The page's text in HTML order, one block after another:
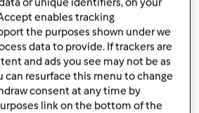
published: 05.07.2019
alterado: 27.07.2019
às minhas coleções
Partilhar receita
Criar uma variante
enables tracking
the purposes shown under we
data to provide. If trackers are
and ads you see may not be as
can resurface this menu to change
consent at any time by
link on the bottom of the